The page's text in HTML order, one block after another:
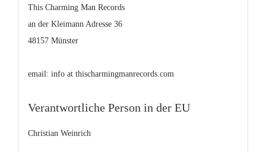
This Charming Man Records
an der Kleimann Adresse 36
48157 Münster
email: info at thischarmingmanrecords.com
Verantwortliche Person in der EU
Christian Weinrich